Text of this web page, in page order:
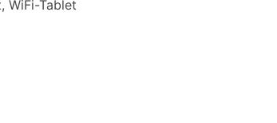
WiFi-Tablet